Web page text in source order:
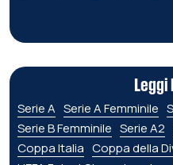
Leggi
Serie A Serie A Femminile
Serie B Femminile Serie A2
Coppa Italia Coppa della